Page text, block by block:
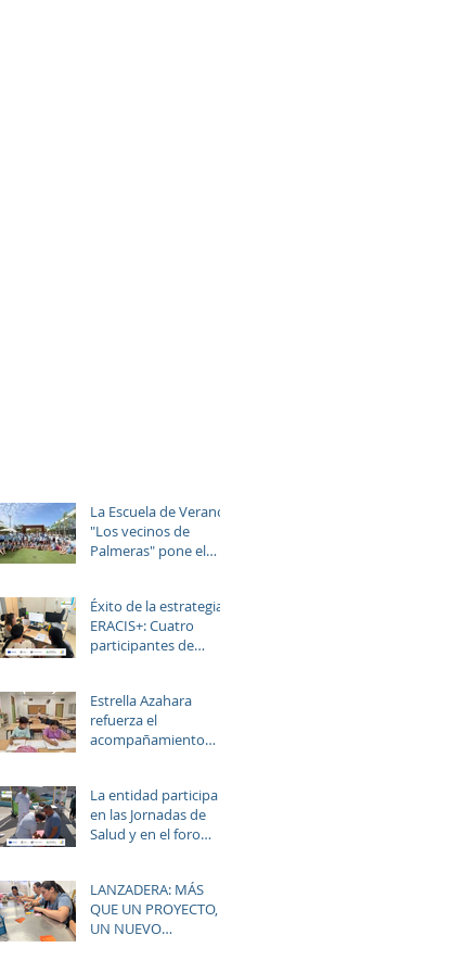
La Escuela de Verano
"Los vecinos de
Palmeras" pone el
convivencia y
diversión.
Éxito de la estrategia
ERACIS+: Cuatro
participantes de
el sector
sociosanitario
Estrella Azahara
refuerza el
acompañamiento
institutos y colegios
de la zona.
La entidad participa
en las Jornadas de
Salud y en el foro
estrategia ERACIS+
para mejorar la
empleabilidad y el
LANZADERA: MÁS
QUE UN PROYECTO,
UN NUEVO